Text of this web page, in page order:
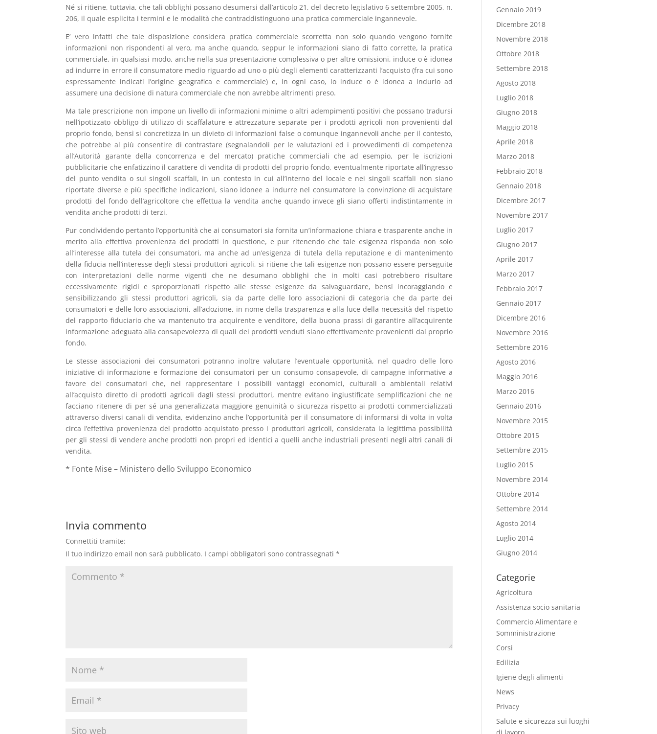
Né si ritiene, tuttavia, che tali obblighi possano desumersi dall’articolo 21, del decreto legislativo 6 settembre 2005, n.
206, il quale esplicita i termini e le modalità che contraddistinguono una pratica commerciale ingannevole.
E’ vero infatti che tale disposizione considera pratica commerciale scorretta non solo quando vengono fornite
informazioni non rispondenti al vero, ma anche quando, seppur le informazioni siano di fatto corrette, la pratica
commerciale, in qualsiasi modo, anche nella sua presentazione complessiva o per altre omissioni, induce o è idonea
ad indurre in errore il consumatore medio riguardo ad uno o più degli elementi caratterizzanti l’acquisto (fra cui sono
espressamente indicati l’origine geografica e commerciale) e, in ogni caso, lo induce o è idonea a indurlo ad
assumere una decisione di natura commerciale che non avrebbe altrimenti preso.
Ma tale prescrizione non impone un livello di informazioni minime o altri adempimenti positivi che possano tradursi
nell’ipotizzato obbligo di utilizzo di scaffalature e attrezzature separate per i prodotti agricoli non provenienti dal
proprio fondo, bensì si concretizza in un divieto di informazioni false o comunque ingannevoli anche per il contesto,
che potrebbe al più consentire di contrastare (segnalandoli per le valutazioni ed i provvedimenti di competenza
all’Autorità garante della concorrenza e del mercato) pratiche commerciali che ad esempio, per le iscrizioni
pubblicitarie che enfatizzino il carattere di vendita di prodotti del proprio fondo, eventualmente riportate all’ingresso
del punto vendita o sui singoli scaffali, in un contesto in cui all’interno del locale e nei singoli scaffali non siano
riportate diverse e più specifiche indicazioni, siano idonee a indurre nel consumatore la convinzione di acquistare
prodotti del fondo dell’agricoltore che effettua la vendita anche quando invece gli siano offerti indistintamente in
vendita anche prodotti di terzi.
Pur condividendo pertanto l’opportunità che ai consumatori sia fornita un’informazione chiara e trasparente anche in
merito alla effettiva provenienza dei prodotti in questione, e pur ritenendo che tale esigenza risponda non solo
all’interesse alla tutela dei consumatori, ma anche ad un’esigenza di tutela della reputazione e di mantenimento
della fiducia nell’interesse degli stessi produttori agricoli, si ritiene che tali esigenze non possano essere perseguite
con interpretazioni delle norme vigenti che ne desumano obblighi che in molti casi potrebbero risultare
eccessivamente rigidi e sproporzionati rispetto alle stesse esigenze da salvaguardare, bensì incoraggiando e
sensibilizzando gli stessi produttori agricoli, sia da parte delle loro associazioni di categoria che da parte dei
consumatori e delle loro associazioni, all’adozione, in nome della trasparenza e alla luce della necessità del rispetto
del rapporto fiduciario che va mantenuto tra acquirente e venditore, della buona prassi di garantire all’acquirente
informazione adeguata alla consapevolezza di quali dei prodotti venduti siano effettivamente provenienti dal proprio
fondo.
Le stesse associazioni dei consumatori potranno inoltre valutare l’eventuale opportunità, nel quadro delle loro
iniziative di informazione e formazione dei consumatori per un consumo consapevole, di campagne informative a
favore dei consumatori che, nel rappresentare i possibili vantaggi economici, culturali o ambientali relativi
all’acquisto diretto di prodotti agricoli dagli stessi produttori, mentre evitano ingiustificate semplificazioni che ne
facciano ritenere di per sé una generalizzata maggiore genuinità o sicurezza rispetto ai prodotti commercializzati
attraverso diversi canali di vendita, evidenzino anche l’opportunità per il consumatore di informarsi di volta in volta
circa l’effettiva provenienza del prodotto acquistato presso i produttori agricoli, considerata la legittima possibilità
per gli stessi di vendere anche prodotti non propri ed identici a quelli anche industriali presenti negli altri canali di
vendita.
* Fonte Mise – Ministero dello Sviluppo Economico
Invia commento
Connettiti tramite:
Il tuo indirizzo email non sarà pubblicato. I campi obbligatori sono contrassegnati*
Gennaio 2019
Dicembre 2018
Novembre 2018
Ottobre 2018
Settembre 2018
Agosto 2018
Luglio 2018
Giugno 2018
Maggio 2018
Aprile 2018
Marzo 2018
Febbraio 2018
Gennaio 2018
Dicembre 2017
Novembre 2017
Luglio 2017
Giugno 2017
Aprile 2017
Marzo 2017
Febbraio 2017
Gennaio 2017
Dicembre 2016
Novembre 2016
Settembre 2016
Agosto 2016
Maggio 2016
Marzo 2016
Gennaio 2016
Novembre 2015
Ottobre 2015
Settembre 2015
Luglio 2015
Novembre 2014
Ottobre 2014
Settembre 2014
Agosto 2014
Luglio 2014
Giugno 2014
Categorie
Agricoltura
Assistenza socio sanitaria
Commercio Alimentare e
Somministrazione
Corsi
Edilizia
Igiene degli alimenti
News
Privacy
Salute e sicurezza sui luoghi